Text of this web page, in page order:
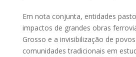
Em nota conjunta, entidades
impactos de grandes obras
Grosso e a invisibilização de
comunidades tradicionais em